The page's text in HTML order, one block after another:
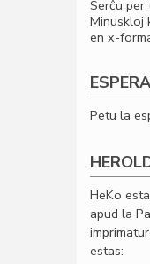
Serĉu
Minuskloj
en x-
Petu la
HeKo
apud la
estas: